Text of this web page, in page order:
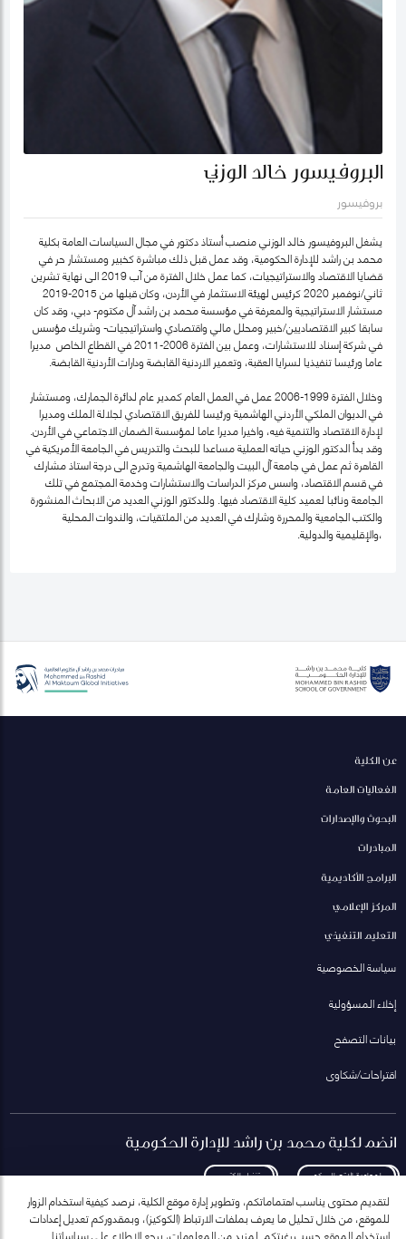
البروفيسور خالد الوزني
بروفيسور
يشغل البروفيسور خالد الوزني منصب أستاذ دكتور في مجال السياسات العامة بكلية
محمد بن راشد للإدارة الحكومية، وقد عمل قبل ذلك مباشرة كخبير ومستشار حر في
قضايا الاقتصاد والاستراتيجيات، كما عمل خلال الفترة من آب 2019 الى نهاية تشرين
ثاني/نوفمبر 2020 كرئيس لهيئة الاستثمار في الأردن، وكان قبلها من 2015-2019
مستشار الاستراتيجية والمعرفة في مؤسسة محمد بن راشد آل مكتوم- دبي، وقد كان
سابقا كبير الاقتصاديين/خبير ومحلل مالي واقتصادي واستراتيجيات- وشريك مؤسس
في شركة إسناد للاستشارات، وعمل بين الفترة 2006-2011 في القطاع الخاص مديرا
عاما ورئيسا تنفيذيا لسرايا العقبة، وتعمير الاردنية القابضة ودارات الأردنية القابضة.
وخلال الفترة 1999-2006 عمل في العمل العام كمدير عام لدائرة الجمارك، ومستشار
في الديوان الملكي الأردني الهاشمية ورئيسا للفريق الاقتصادي لجلالة الملك ومديرا
لإدارة الاقتصاد والتنمية فيه، واخيرا مديرا عاما لمؤسسة الضمان الاجتماعي في الأردن.
وقد بدأ الدكتور الوزني حياته العملية مساعدا للبحث والتدريس في الجامعة الأمريكية في
القاهرة ثم عمل في جامعة آل البيت والجامعة الهاشمية وتدرج الى درجة استاذ مشارك
في قسم الاقتصاد، واسس مركز الدراسات والاستشارات وخدمة المجتمع في تلك
الجامعة ونائبا لعميد كلية الاقتصاد فيها. وللدكتور الوزني العديد من الابحاث المنشورة
والكتب الجامعية والمحررة وشارك في العديد من الملتقيات، والندوات المحلية
،والإقليمية والدولية.
عن الكلية
الفعاليات العامة
البحوث والإصدارات
المبادرات
البرامج الأكاديمية
المركز الإعلامي
التعليم التنفيذي
سياسة الخصوصية
إخلاء المسؤولية
بيانات التصفح
اقتراحات/شكاوى
انضم لكلية محمد بن راشد للإدارة الحكومية
لمعاودة الاتصال بكم تنزيل الكتيب
لتقديم محتوى يناسب اهتماماتكم، وتطوير إدارة موقع الكلية، نرصد كيفية استخدام الزوار
للموقع، من خلال تحليل ما يعرف بملفات الارتباط (الكوكيز)، وبمقدوركم تعديل إعدادات